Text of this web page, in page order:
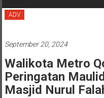
berita
ADV
September 20, 2024
Walikota Metro
Peringatan
Masjid Nurul